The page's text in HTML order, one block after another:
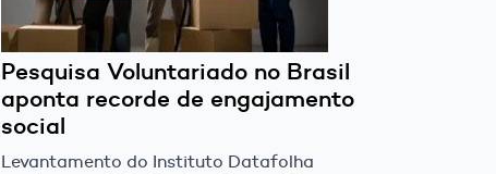
Pesquisa Voluntariado no Brasil
aponta recorde de engajamento
social
Levantamento do Instituto Datafolha